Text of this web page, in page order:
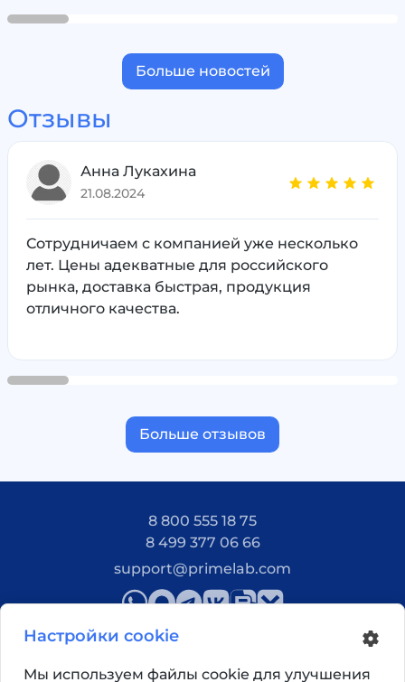
Больше новостей
Отзывы
Анна Лукахина
21.08.2024
Сотрудничаем с компанией уже несколько
лет. Цены адекватные для российского
рынка, доставка быстрая, продукция
отличного качества.
Больше отзывов
8 800 555 18 75
8 499 377 06 66
support@primelab.com
Настройки cookie
Мы используем файлы cookie для улучшения